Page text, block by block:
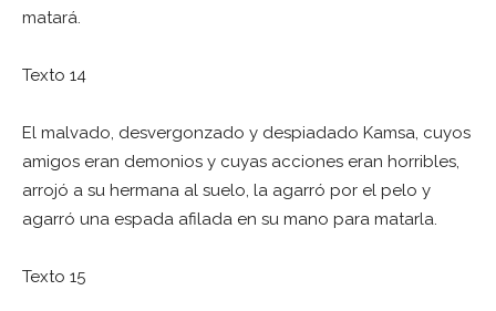
matará.
Texto 14
El malvado, desvergonzado y despiadado Kamsa, cuyos
amigos eran demonios y cuyas acciones eran horribles,
arrojó a su hermana al suelo, la agarró por el pelo y
agarró una espada afilada en su mano para matarla.
Texto 15